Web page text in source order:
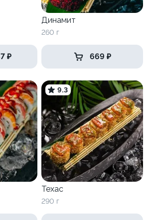
₽
Динамит
260 г
669 ₽
9.3
Техас
290 г